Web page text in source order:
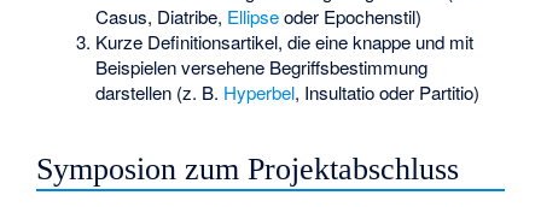
Casus, Diatribe, Ellipseoder Epochenstil)
Kurze Definitionsartikel, die eine knappe und mit
Beispielen versehene Begriffsbestimmung
darstellen (z. B. Hyperbel, Insultatio oder Partitio)
Symposion zum Projektabschluss